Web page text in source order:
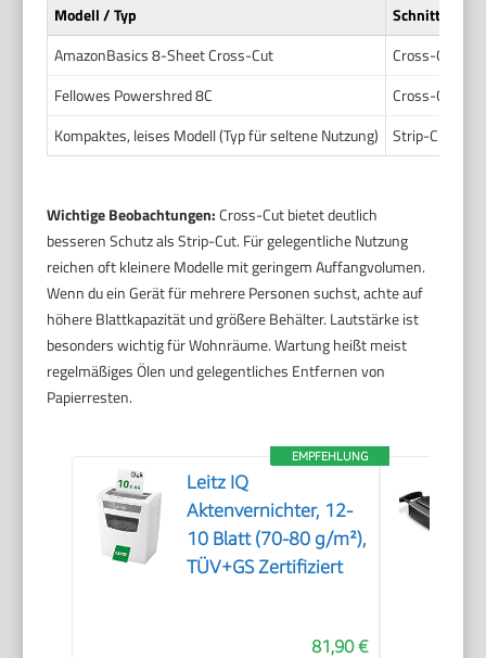
Modell / Typ
Schnittart
AmazonBasics 8-Sheet Cross-Cut
Cross-Cut
Fellowes Powershred 8C
Cross-Cut
Kompaktes, leises Modell (Typ für seltene Nutzung)
Strip-Cut
Wichtige Beobachtungen:Cross-Cut bietet deutlich
besseren Schutz als Strip-Cut. Für gelegentliche Nutzung
reichen oft kleinere Modelle mit geringem Auffangvolumen.
Wenn du ein Gerät für mehrere Personen suchst, achte auf
höhere Blattkapazität und größere Behälter. Lautstärke ist
besonders wichtig für Wohnräume. Wartung heißt meist
regelmäßiges Ölen und gelegentliches Entfernen von
Papierresten.
EMPFEHLUNG
Leitz IQ
Aktenvernichter, 12-
10 Blatt (70-80 g/m²),
TÜV+GS Zertifiziert
81,90 €